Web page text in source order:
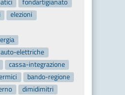
fondartigianato
elezioni
auto-elettriche
cassa-integrazione
bando-regione
dimidimitri